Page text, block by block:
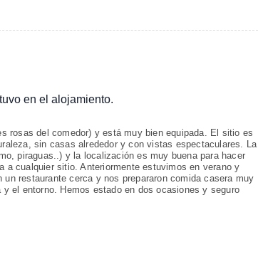
en el alojamiento.
rosas del comedor) y está muy bien equipada. El sitio es
sin casas alrededor y con vistas espectaculares. La
piraguas..) y la localización es muy buena para hacer
a cualquier sitio. Anteriormente estuvimos en verano y
restaurante cerca y nos prepararon comida casera muy
el entorno. Hemos estado en dos ocasiones y seguro